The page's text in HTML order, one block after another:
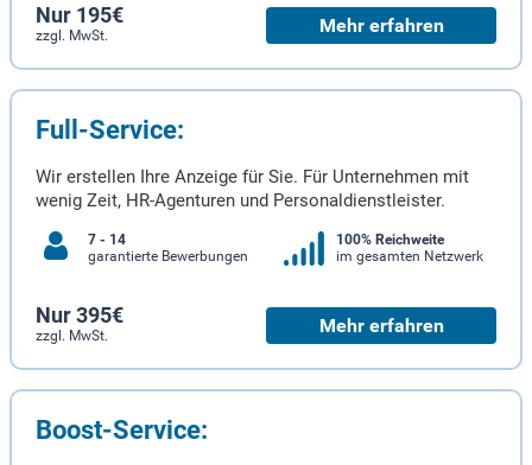
Nur 195€
zzgl. MwSt. Mehr erfahren
Full-Service:
Wir erstellen Ihre Anzeige für Sie. Für Unternehmen mit
wenig Zeit, HR-Agenturen und Personaldienstleister.
7 - 14
garantierte Bewerbungen
100% Reichweite
im gesamten Netzwerk
Nur 395€
zzgl. MwSt. Mehr erfahren
Boost-Service: